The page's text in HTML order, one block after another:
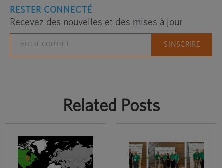
RESTER CONNECTÉ
Recevez des nouvelles et des mises à jour
Related Posts